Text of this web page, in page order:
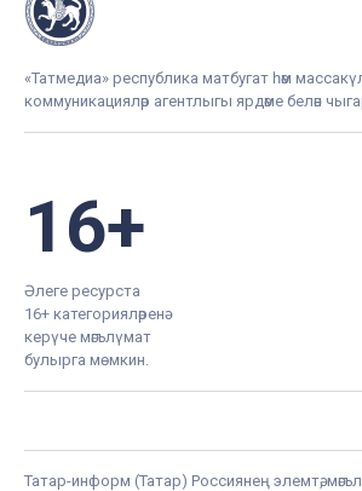
«Татмедиа» республика матбугат һәм
коммуникацияләр агентлыгы ярдәме белән
16+
Әлеге ресурста
16+ категорияләренә
керүче мәгълүмат
булырга мөмкин.
Татар-информ (Татар) Россиянең элемтә,